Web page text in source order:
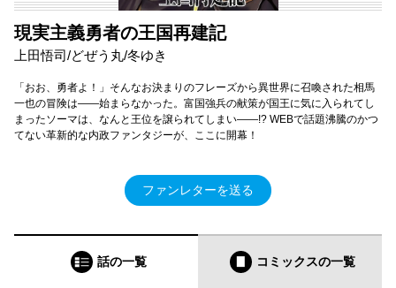
現実主義勇者の王国再建記
上田悟司/どぜう丸/冬ゆき
「おお、勇者よ！」そんなお決まりのフレーズから異世界に召喚された相馬
一也の冒険は――始まらなかった。富国強兵の献策が国王に気に入られてし
まったソーマは、なんと王位を譲られてしまい――!? WEBで話題沸騰のかつ
てない革新的な内政ファンタジーが、ここに開幕！
ファンレターを送る
話の一覧 コミックスの一覧